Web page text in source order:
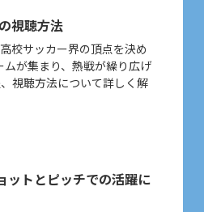
視聴方法
校サッカー界の頂点を決め
が集まり、熱戦が繰り広げ
視聴方法について詳しく解
ットとピッチでの活躍に